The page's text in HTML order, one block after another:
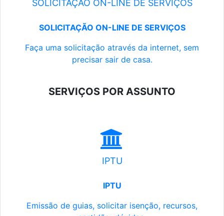
SOLICITAÇÃO ON-LINE DE SERVIÇOS
SOLICITAÇÃO ON-LINE DE SERVIÇOS
Faça uma solicitação através da internet, sem
precisar sair de casa.
SERVIÇOS POR ASSUNTO
IPTU
IPTU
Emissão de guias, solicitar isenção, recursos,